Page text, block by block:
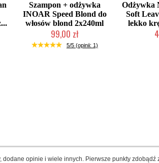
Szampon + odżywka
INOAR Speed Blond do
włosów blond 2x240ml
99,00 zł
Mała ilość (wysyłka w 24h)
5/5 (opinii: 1)
Odżywka
Soft
lekko
dodane opinie i wiele innych. Pierwsze punkty